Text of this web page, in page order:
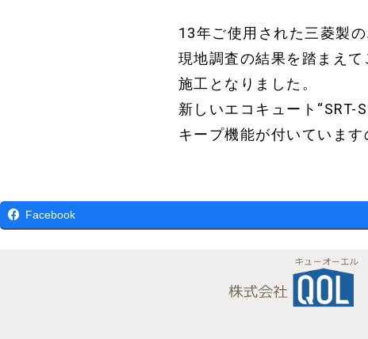
13年ご使用された三菱製
現地調査の結果を踏まえ
施工となりました。
新しいエコキュート“SRT-
キープ機能が付いていま
Facebook